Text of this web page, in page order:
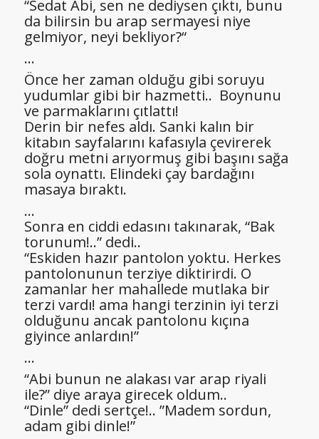
“Sedat Abi, sen ne dediysen çıktı, bunu
da bilirsin bu arap sermayesi niye
gelmiyor, neyi bekliyor?“
…
Önce her zaman olduğu gibi soruyu
yudumlar gibi bir hazmetti.. Boynunu
ve parmaklarını çıtlattı!
Derin bir nefes aldı. Sanki kalın bir
kitabın sayfalarını kafasıyla çevirerek
doğru metni arıyormuş gibi başını sağa
sola oynattı. Elindeki çay bardağını
masaya bıraktı.
…
Sonra en ciddi edasını takınarak, “Bak
torunum!..” dedi..
“Eskiden hazır pantolon yoktu. Herkes
pantolonunun terziye diktirirdi. O
zamanlar her mahallede mutlaka bir
terzi vardı! ama hangi terzinin iyi terzi
olduğunu ancak pantolonu kıçına
giyince anlardın!”
…
“Abi bunun ne alakası var arap riyali
ile?” diye araya girecek oldum..
“Dinle” dedi sertçe!.. ”Madem sordun,
adam gibi dinle!”